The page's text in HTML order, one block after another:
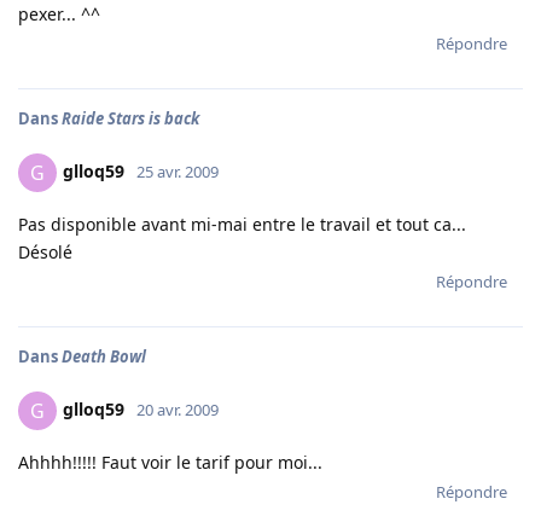
pexer... ^^
Répondre
DansRaide Stars is back
G glloq59 25 avr. 2009
Pas disponible avant mi-mai entre le travail et tout ca...
Désolé
Répondre
DansDeath Bowl
G glloq59 20 avr. 2009
Ahhhh!!!!! Faut voir le tarif pour moi...
Répondre